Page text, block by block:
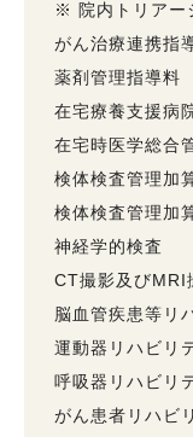
※ 院内トリアー
がん治療連携指
薬剤管理指導料
在宅療養支援病
在宅時医学総合
検体検査管理加
検体検査管理加
神経学的検査
CT撮影及びMRI
脳血管疾患等リ
運動器リハビリ
呼吸器リハビリ
がん患者リハビ